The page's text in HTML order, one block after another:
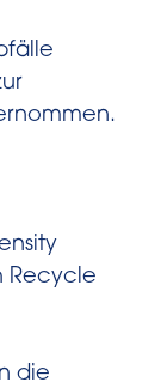
Recycle
die